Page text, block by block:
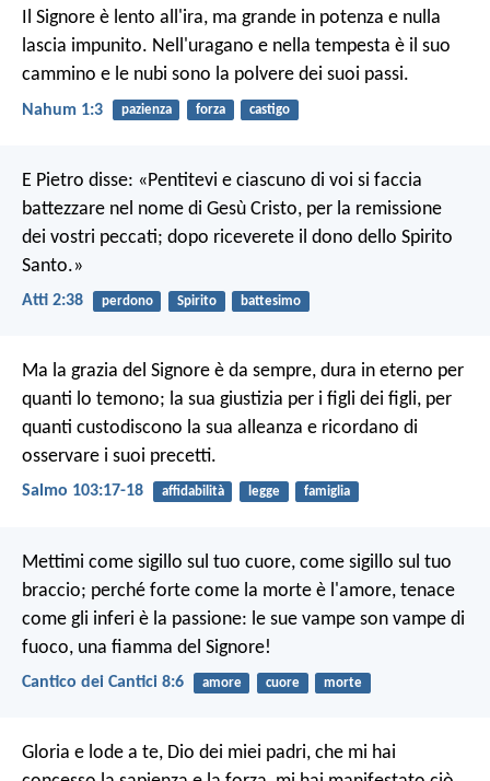
Il Signore è lento all'ira, ma grande in potenza e nulla
lascia impunito. Nell'uragano e nella tempesta è il suo
cammino e le nubi sono la polvere dei suoi passi.
Nahum 1:3 pazienza forza castigo
E Pietro disse: «Pentitevi e ciascuno di voi si faccia
battezzare nel nome di Gesù Cristo, per la remissione
dei vostri peccati; dopo riceverete il dono dello Spirito
Santo.»
Atti 2:38 perdono Spirito battesimo
Ma la grazia del Signore è da sempre, dura in eterno per
quanti lo temono; la sua giustizia per i figli dei figli, per
quanti custodiscono la sua alleanza e ricordano di
osservare i suoi precetti.
Salmo 103:17-18 affidabilità legge famiglia
Mettimi come sigillo sul tuo cuore, come sigillo sul tuo
braccio; perché forte come la morte è l'amore, tenace
come gli inferi è la passione: le sue vampe son vampe di
fuoco, una fiamma del Signore!
Cantico dei Cantici 8:6 amore cuore morte
Gloria e lode a te, Dio dei miei padri, che mi hai